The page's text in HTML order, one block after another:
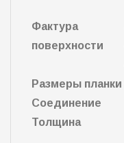
Фактура
поверхности
Размеры планки
Соединение
Толщина